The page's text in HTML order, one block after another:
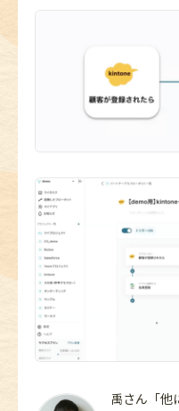
禹さん「